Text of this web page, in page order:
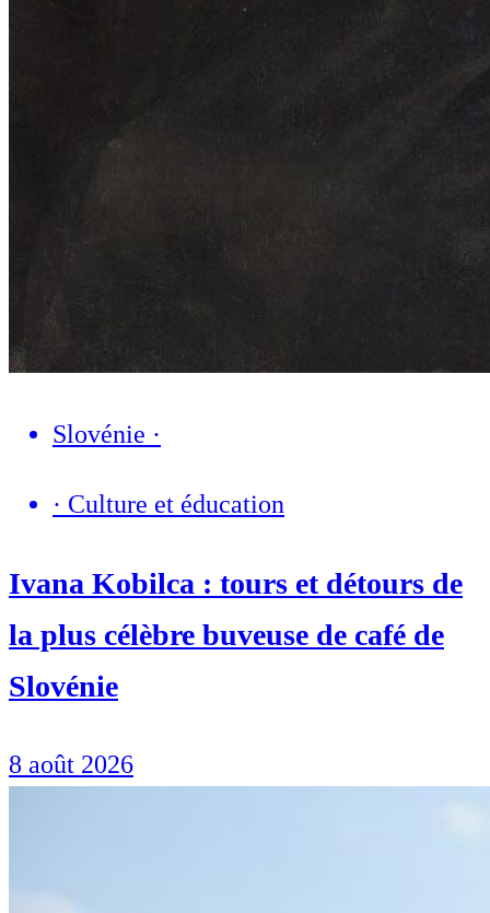
Slovénie ·
· Culture et éducation
Ivana Kobilca : tours et détours de
la plus célèbre buveuse de café de
Slovénie
8 août 2026